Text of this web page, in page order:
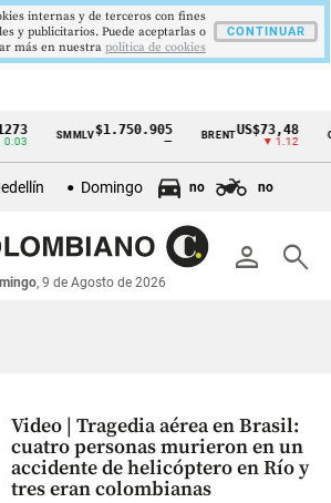
SMMLV $1.750.905 BRENTUS$73,48
▼ 1.12
Domingo no no
person search
, 9 de Agosto de 2026
Video | Tragedia aérea en Brasil:
cuatro personas murieron en un
accidente de helicóptero en Río y
tres eran colombianas
internas y de terceros con fines
y publicitarios. Puede aceptarlas o
más en nuestra politica de cookies
CONTINUAR